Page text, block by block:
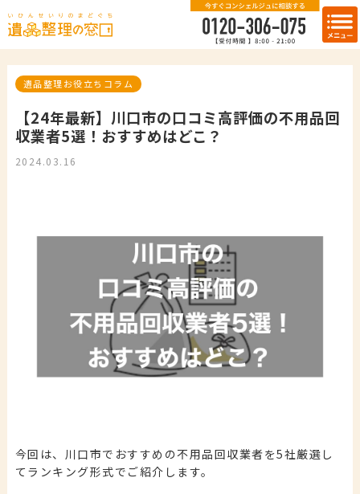
遺品整理お役立ちコラム
【24年最新】川口市の口コミ高評価の不用品回
収業者5選！おすすめはどこ？
2024.03.16
今回は、川口市でおすすめの不用品回収業者を5社厳選し
てランキング形式でご紹介します。